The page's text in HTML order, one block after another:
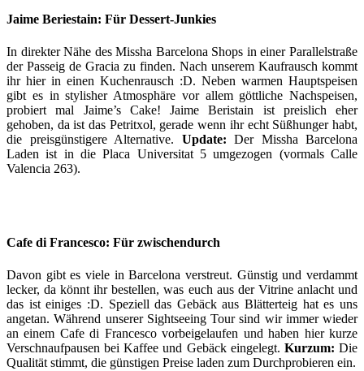
Jaime Beriestain: Für Dessert-Junkies
In direkter Nähe des Missha Barcelona Shops in einer Parallelstraße
der Passeig de Gracia zu finden. Nach unserem Kaufrausch kommt
ihr hier in einen Kuchenrausch :D. Neben warmen Hauptspeisen
gibt es in stylisher Atmosphäre vor allem göttliche Nachspeisen,
probiert mal Jaime’s Cake! Jaime Beristain ist preislich eher
gehoben, da ist das Petritxol, gerade wenn ihr echt Süßhunger habt,
die preisgünstigere Alternative. Update: Der Missha Barcelona
Laden ist in die Placa Universitat 5 umgezogen (vormals Calle
Valencia 263).
Cafe di Francesco: Für zwischendurch
Davon gibt es viele in Barcelona verstreut. Günstig und verdammt
lecker, da könnt ihr bestellen, was euch aus der Vitrine anlacht und
das ist einiges :D. Speziell das Gebäck aus Blätterteig hat es uns
angetan. Während unserer Sightseeing Tour sind wir immer wieder
an einem Cafe di Francesco vorbeigelaufen und haben hier kurze
Verschnaufpausen bei Kaffee und Gebäck eingelegt. Kurzum: Die
Qualität stimmt, die günstigen Preise laden zum Durchprobieren ein.